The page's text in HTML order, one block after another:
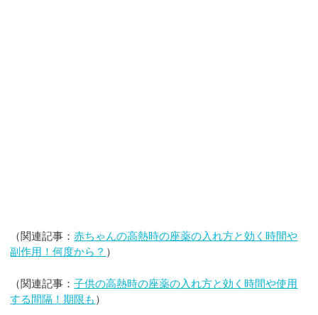
（関連記事：赤ちゃんの高熱時の座薬の入れ方と効く時間や
副作用！何度から？ ）
（関連記事：子供の高熱時の座薬の入れ方と効く時間や使用
する間隔！期限も ）